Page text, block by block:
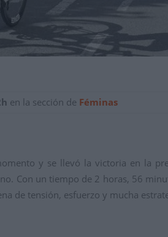
en la sección de Féminas
y se llevó la victoria en la
Con un tiempo de 2 horas, 56
de tensión, esfuerzo y mucha